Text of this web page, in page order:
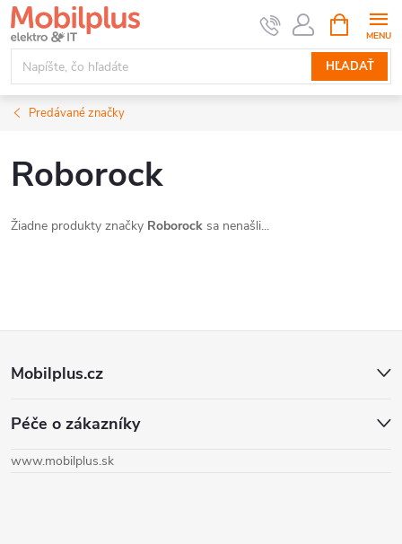
Prejsť
na
obsah
HĽADAŤ
KOŠÍK
Predávané značky
Roborock
Žiadne produkty značky Roborock sa nenašli...
p
Mobilplus.cz
Péče o zákazníky
www.mobilplus.sk